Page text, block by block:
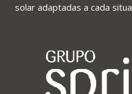
solar adaptadas a cada